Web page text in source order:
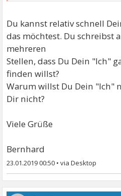
Du kannst relativ schnell
das möchtest. Du schreibst
mehreren
Stellen, dass Du Dein "Ich"
finden willst?
Warum willst Du Dein "Ich"
Dir nicht?
Viele Grüße
Bernhard
23.01.2019 00:50 •